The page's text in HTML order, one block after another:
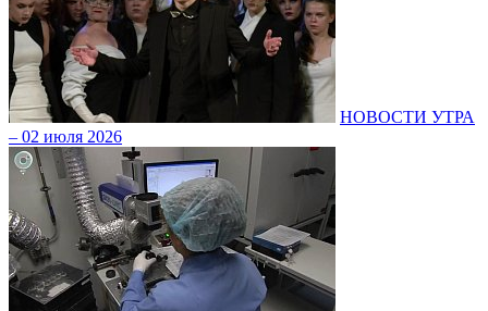
НОВОСТИ УТРА
– 02 июля 2026